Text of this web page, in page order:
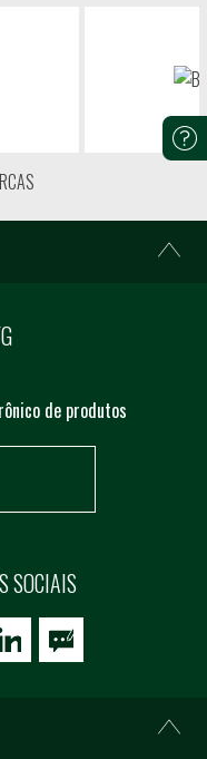
de produtos
SOCIAIS